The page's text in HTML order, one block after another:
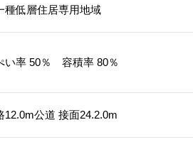
種低層住居専用地域
い率 50％ 容積率 80％
12.0m公道 接面24.2.0m